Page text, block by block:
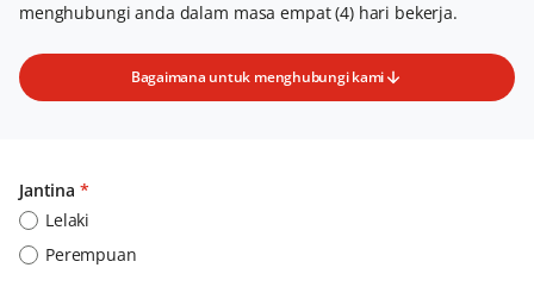
menghubungi anda dalam masa empat (4) hari bekerja.
Bagaimana untuk menghubungi kami
Jantina *
Lelaki
Perempuan